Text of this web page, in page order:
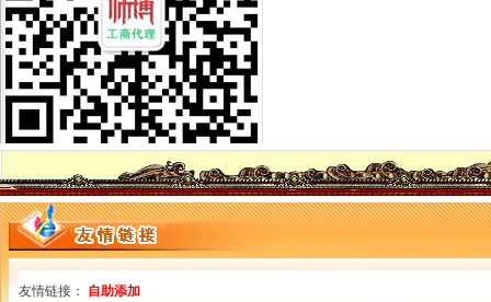
全市工商系统第二届“红盾杯”一元注册公司流程乒乓球比赛顺利闭幕
万州区工商局重庆一元注册公司引导发展柠檬产业促农民增收
大渡口区工商分局重庆0元注册公司采取四项措施预防高致病禽流感
九龙坡区工商分局如何一元钱办公司七项措施加强禽流感防控工作
渝中区工商分局重庆免费注册公司积极部署高致病性禽流感防控工作
北碚区工商分局免费注册公司切实加强禽流感防治工作
万州区工商局一元注册公司流程构筑高致病性禽流感防控网
璧山局0元注册公司八塘工商所加强高致病性禽流感预防工作
开县汉丰工商一所开设办案模拟课堂
巴南区农村维权网络建设工作呈现五个特点
璧山县工商局免费注册公司查获一冒用名优标志案
永川工商局“三快三抓”严防肠道传染病疫情的重庆免费注册公司发生
市0元注册公司局进一步规范新闻媒体医药保健食品广告备案工作
友情链接： 自助添加